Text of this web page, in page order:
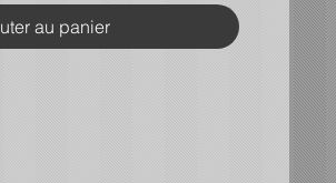
au panier